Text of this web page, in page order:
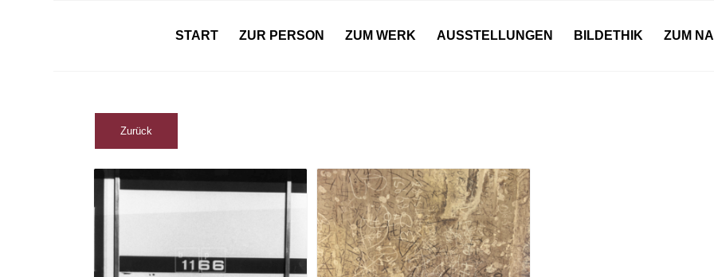
START ZUR PERSON ZUM WERK AUSSTELLUNGEN BILDETHIK ZUM